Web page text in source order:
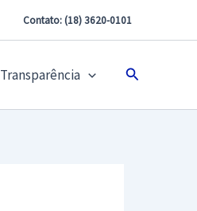
Contato: (18) 3620-0101
Transparência Pesquisar